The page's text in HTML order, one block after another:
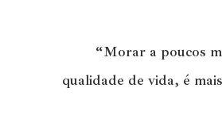
“Morar a poucos m
qualidade de vida, é mais